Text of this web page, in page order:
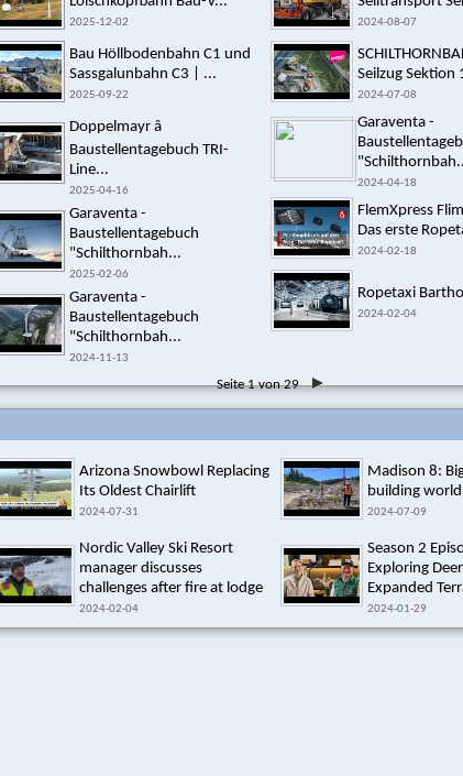
2025-12-02
Bau Höllbodenbahn C1 und
Sassgalunbahn C3 | ...
2025-09-22
Doppelmayr â
Baustellentagebuch TRI-
Line...
2025-04-16
Garaventa -
Baustellentagebuch
"Schilthornbah...
2025-02-06
Garaventa -
Baustellentagebuch
"Schilthornbah...
2024-11-13
2024-08-07
Seilzug Sektion
2024-07-08
Garaventa -
2024-04-18
FlemXpress
Das erste
2024-02-18
Ropetaxi
2024-02-04
Seite 1 von 29
Arizona Snowbowl Replacing
Its Oldest Chairlift
2024-07-31
Madison 8:
building
2024-07-09
Nordic Valley Ski Resort
manager discusses
challenges after fire at lodge
2024-02-04
Season 2
Exploring
Expanded
2024-01-29